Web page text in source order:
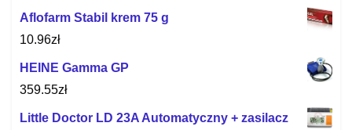
Aflofarm Stabil krem 75 g
10.96zł
HEINE Gamma GP
359.55zł
Little Doctor LD 23A Automatyczny + zasilacz